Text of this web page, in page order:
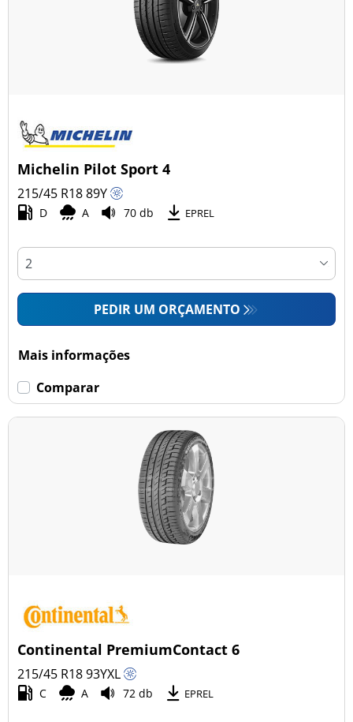
Michelin Pilot Sport 4
215/45 R1889Y
D A 70 db EPREL
PEDIR UM ORÇAMENTO
Mais informações
Comparar
Continental PremiumContact 6
215/45 R1893YXL
C A 72 db EPREL